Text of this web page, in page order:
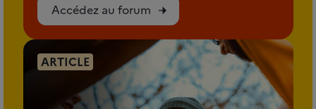
Accédez au forum
ARTICLE